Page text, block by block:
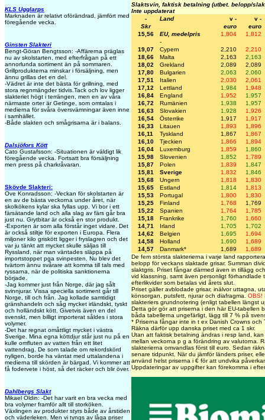
KLS Ugglarps
Marknaden är relativt oförändrad, jämfört med
föregående vecka.
Ginsten Slakteri
Bengt-Göran Bengtsson: -Affärerna präglas
nu av skolstarten, med efterfrågan på ett
annorlunda sortiment än på sommaren.
Grillprodukterna minskar i försäljning, men
ännu grillas det en del.
-Vädret är inte det bästa för grillning, med
stora regnmängder tidvis.Tack och lov ligger
slakteriet högt i terrängen, men en av våra
närmaste orter är Getinge, som omtalas i
medierna för svåra översvämningar även inne
i samhället.
-Både slakten och smågrisarna är i balans.
Dalsjöfors Kött
Cato Gustafsson: -Situationen är väldigt lik
föregående vecka. Fortsatt bra försäljning
men press på charkråvaran.
Skövde Slakteri:
Ove Konradsson: -Veckan för skolstarten är
en av de bästa veckorna under året, när
skolkökens kylar ska fyllas upp. Vi bor i ett
färsätande land och alla slag av färs går bra
just nu. Grytbitar är också en stor produkt.
-Exporten är som alla förstår inget vidare. Det
är också stiltje för exporten i Europa. Flera
miljoner kilo griskött ligger i fryslagren och det
var ju tänkt att mycket skulle säljas till
Ryssland, när man väntades släppa på
importstoppet pga svinpesten. Nu blev det
tvärtom ännu svårare att komma till tals med
ryssarna, när de politiska sanktionerna
började.
-Jag kommer just från Norge, där jag sålt
svinnjurar. Vissa speciella sortiment går till
Norge, till och från. Jag kollade samtidigt
gränshandeln och såg mycket irländskt, tyskt
och holländskt kött. Givetvis även en del
svenskt, men billigt importerat såldes i stora
volymer.
-Det har regnat omåttligt mycket i västra
Sverige. Mina egna köttdjur står just nu på en
kulle omfluten av vatten från ett litet
vattendrag. De som talade om rekordskörd
nyligen, borde ha väntat med uttalandena i
medierna till skörden är bärgad. Vi kommer att
få fodervete i höst, så det räcker och blir över.
Dahlbergs Slakt
Mikael Oldin: -Det har varit en bra vecka med
bra volymer framför allt till storköken.
Växlingen av produkter styrs både av årstiden
och väderleken. Men vi tyngs av låga priser
Slaktsvin, faktisk betalning (utbet. belopp/
Inte uppdaterat
-
Land v -
v -
Skr
euro
euro
15,56
EU, medelpris 1,804
1,812
-
19,07
Cypern 2,210
2,210
18,66
Malta 2,163
2,163
18,02
Grekland 2,089
2,089
17,80
Bulgarien 2,063
2,060
17,51
Italien 2,030
2,061
17,12
Lettland 1,984
1,948
16,84
England 1,952
1,957
16,72
Rumänien 1,938
1,957
16,63
Slovakien 1,928
1,926
16,54
Österrike 1,917
1,917
16,33
Litauen 1,893
1,896
16,11
Tyskland 1,867
1,867
16,10
Tjeckien 1,866
1,894
16,04
Luxemburg 1,859
1,860
15,98
Slovenien 1,852
1,789
15,87
Polen 1,839
1,847
15,81
Sverige 1,832
1,846
15,68
Ungern 1,818
1,830
15,65
Estland 1,814
1,813
15,53
Portugal 1,800
1,830
15,25
Finland 1,768
1,769
15,22
Spanien 1,764
1,785
15,18
Frankrike 1,760
1,660
14,71
Irland 1,705
1,702
14,62
Belgien 1,695
1,694
14,58
Holland 1,690
1,689
14,57
Danmark* 1,689
1,689
De fem största slakterierna i varje land
belopp för veckans slaktade grisar. Summan
slaktgris. Priset fångar därmed även in tillägg
vid klassning, samt även personligt förhandlade
efterlikvider som betalas vid årets slut.
Priset gäller avblodade grisar, inälvor uttagna,
könsorgan, putsfett, njurar och diafragma. OBS!
slakteriers grundnotering (enligt tabellen längst
Detta gör gör att priserna i den här EU-tabellen
båda tabellerna ungefärligt, lägg till 7 % på
* Priserna fångar inte in t ex Danish Crowns och
Räkna därför upp danska priset med ca 1 skr.
Utan att faktisk betalning ändras i resp land,
mellan veckorna p g a förändring av valutorna.
slakterierna omvandlas först till euro. Sedan
senare tidpunkt. När du jämför länders priser,
använd helst priserna i € för att undvika
Uppdateringar av uppgifter kan förekomma i